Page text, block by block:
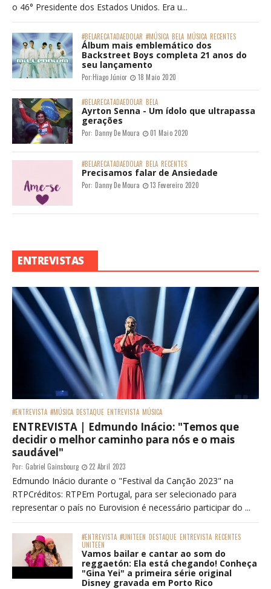
o 46° Presidente dos Estados Unidos. Era u...
#BELARECATADAEDOLAR #MÚSICA BELA MÚSICA RECENTES
Álbum mais emblemático dos
Backstreet Boys completa 21 anos do
seu lançamento
Por:Hiago Júnior 18 Maio 2020
#BELARECATADAEDOLAR BELA
Ayrton Senna - Um ídolo que ultrapassa
gerações
Por: Danny De Moura 01 Maio 2020
#BELARECATADAEDOLAR BELA RECENTES
Precisamos falar de Ansiedade
Por: Danny De Moura 13 Fevereiro 2020
ENTREVISTAS
#ENTREVISTA #MÚSICA DESTAQUE ENTREVISTA MÚSICA
ENTREVISTA | Edmundo Inácio: "Temos que
decidir o melhor caminho para nós e o mais
saudável"
Por: Gabriel Gainsbourg 22 Abril 2023
Edmundo Inácio durante o "Festival da Canção 2023" na
RTPCréditos: RTPEm Portugal, para ser selecionado para
representar o país no Eurovision é necessário participar do ...
#ENTREVISTA #UNITEEN DESTAQUE ENTREVISTA RECENTES
UNITEEN
Vamos bailar e cantar ao som do
reggaetón: Ela está chegando! Conheça
"Gina Yei" a primeira série original
Disney gravada em Porto Rico